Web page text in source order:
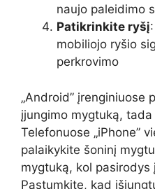
naujo paleidimo
Patikrinkite ryšį
mobiliojo ryšio
perkrovimo
„Android” įrenginiuose
įjungimo mygtuką, tada
Telefonuose „iPhone”
palaikykite šoninį
mygtuką, kol pasirodys
Pastumkite, kad